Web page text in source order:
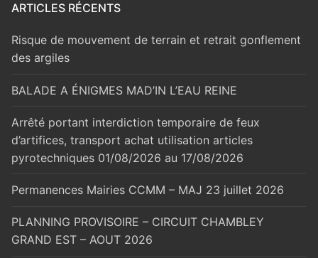
ARTICLES RÉCENTS
Risque de mouvement de terrain et retrait gonflement
des argiles
BALADE A ÉNIGMES MAD’IN L’EAU REINE
Arrêté portant interdiction temporaire de feux
d’artifices, transport achat utilisation articles
pyrotechniques 01/08/2026 au 17/08/2026
Permanences Mairies CCMM – MAJ 23 juillet 2026
PLANNING PROVISOIRE – CIRCUIT CHAMBLEY
GRAND EST – AOUT 2026